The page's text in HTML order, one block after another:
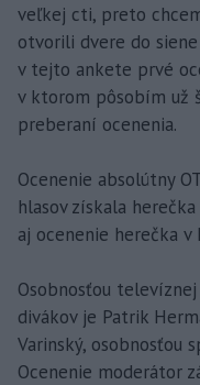
veľkej cti, preto
otvorili dvere do
v tejto ankete prvé
v ktorom pôsobím už
preberaní ocenenia.
Ocenenie absolútny
hlasov získala
aj ocenenie herečka
Osobnosťou
divákov je Patrik
Varinský, osobnosťou
Ocenenie moderátor